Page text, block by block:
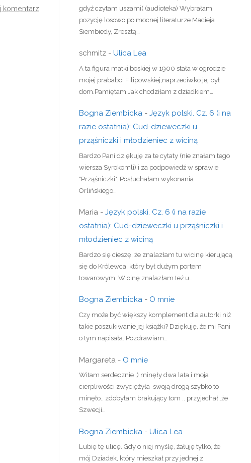
komentarz
gdyż czytam uszami( (audioteka) Wybrałam
pozycję losowo po mocnej literaturze Macieja
Siembiedy, Zresztą…
schmitz - Ulica Lea
A ta figura matki boskiej w 1900 stała w ogrodzie
mojej prababci Filipowskiej,naprzeciwko jej był
dom.Pamiętam Jak chodziłam z dziadkiem…
Bogna Ziembicka - Język polski. Cz. 6 (i na
razie ostatnia): Cud-dzieweczki u
prząśniczki i młodzieniec z wiciną
Bardzo Pani dziękuję za te cytaty (nie znałam tego
wiersza Syrokomli) i za podpowiedź w sprawie
"Prząśniczki". Posłuchałam wykonania
Orlińskiego…
Maria - Język polski. Cz. 6 (i na razie
ostatnia): Cud-dzieweczki u prząśniczki i
młodzieniec z wiciną
Bardzo się cieszę, że znalazłam tu wicinę kierującą
się do Królewca, który był dużym portem
towarowym. Wicinę znalazłam też u…
Bogna Ziembicka - O mnie
Czy może być większy komplement dla autorki niż
takie poszukiwanie jej książki? Dziękuję, że mi Pani
o tym napisała. Pozdrawiam…
Margareta - O mnie
Witam serdecznie ;) minęły dwa lata i moja
cierpliwości zwyciężyła-swoją drogą szybko to
minęło.. zdobyłam brakujący tom .. przyjechał..że
Szwecji…
Bogna Ziembicka - Ulica Lea
Lubię tę ulicę. Gdy o niej myślę, żałuję tylko, że
mój Dziadek, który mieszkał przy jednej z